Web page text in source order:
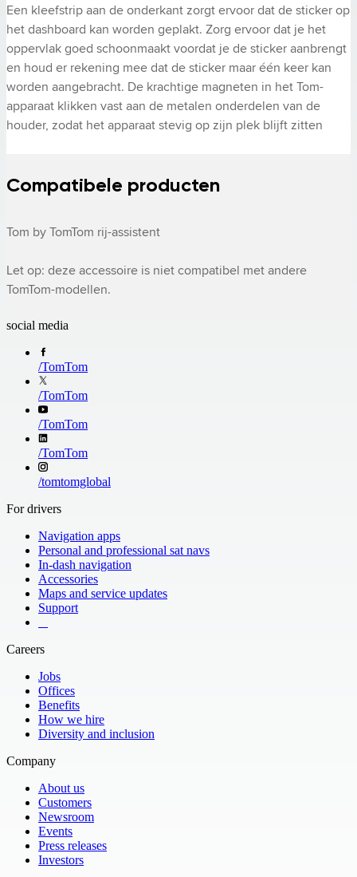
Een kleefstrip aan de onderkant zorgt ervoor dat de sticker op
het dashboard kan worden geplakt. Zorg ervoor dat je het
oppervlak goed schoonmaakt voordat je de sticker aanbrengt
en houd er rekening mee dat de sticker maar één keer kan
worden aangebracht. De krachtige magneten in het Tom-
apparaat klikken vast aan de metalen onderdelen van de
houder, zodat het apparaat stevig op zijn plek blijft zitten
Compatibele producten
Tom by TomTom rij-assistent
Let op: deze accessoire is niet compatibel met andere
TomTom-modellen.
social media
/TomTom
/TomTom
/TomTom
/TomTom
/tomtomglobal
For drivers
Navigation apps
Personal and professional sat navs
In-dash navigation
Accessories
Maps and service updates
Support
Careers
Jobs
Offices
Benefits
How we hire
Diversity and inclusion
Company
About us
Customers
Newsroom
Events
Press releases
Investors